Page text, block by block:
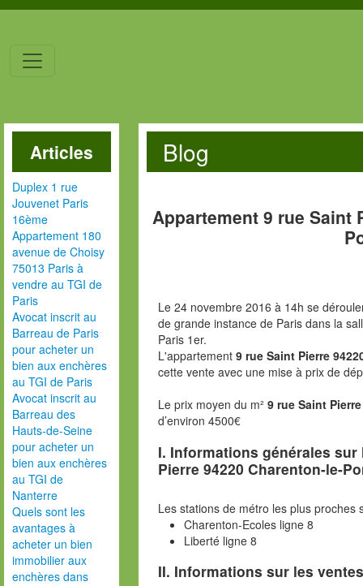
Articles
Duplex 1 rue
Jouvenet Paris
16ème
Appartement 180
avenue de Choisy
75013 Paris à
vendre au TGI de
Paris
Avocat inscrit au
Barreau de Paris
pour acheter un
bien aux enchères
au TGI de Paris
Avocat inscrit au
Barreau des
Hauts-de-Seine
pour acheter un
bien aux enchères
au TGI de
Nanterre
Quels sont les
avantages à
acheter un bien
immobilier aux
enchères dans
Blog
Appartement 9 rue Saint
Le 24 novembre 2016 à 14h se
de grande instance de Paris dans la
Paris 1er.
L'appartement 9 rue Saint Pierre
cette vente avec une mise à prix de
Le prix moyen du m² 9 rue Saint
d’environ 4500€
I. Informations générales
Pierre 94220 Charenton-le-
Les stations de métro les plus proches
Charenton-Ecoles ligne 8
Liberté ligne 8
II. Informations sur les